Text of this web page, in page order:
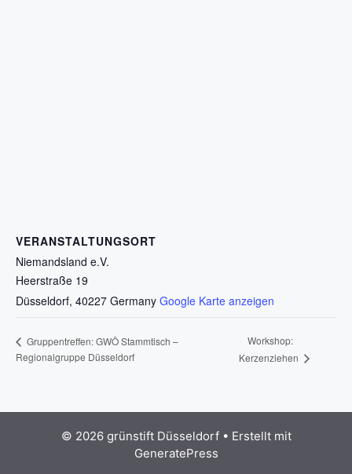
VERANSTALTUNGSORT
Niemandsland e.V.
Heerstraße 19
Düsseldorf, 40227 Germany Google Karte anzeigen
Gruppentreffen: GWÖ Stammtisch –
Regionalgruppe Düsseldorf
Workshop:
Kerzenziehen
© 2026 grünstift Düsseldorf• Erstellt mit
GeneratePress